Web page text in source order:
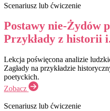
Scenariusz lub ćwiczenie
Postawy nie-Żydów
Przykłady z historii
Lekcja poświęcona analizie
Zagłady na przykładzie
poetyckich.
Zobacz
Scenariusz lub ćwiczenie